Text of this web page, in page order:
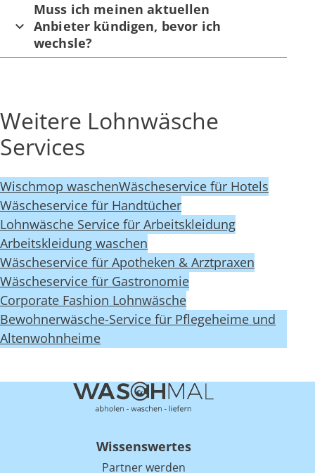
Muss ich meinen aktuellen
Anbieter kündigen, bevor ich
wechsle?
Weitere Lohnwäsche
Services
Wischmop waschenWäscheservice für Hotels
Wäscheservice für Handtücher
Lohnwäsche Service für Arbeitskleidung
Arbeitskleidung waschen
Wäscheservice für Apotheken & Arztpraxen
Wäscheservice für Gastronomie
Corporate Fashion Lohnwäsche
Bewohnerwäsche-Service für Pflegeheime und
Altenwohnheime
Wissenswertes
Partner werden